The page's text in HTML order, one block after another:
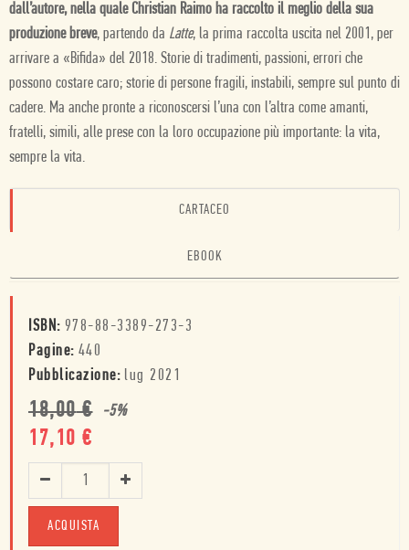
dall’autore, nella quale Christian Raimo ha raccolto il meglio della sua
produzione breve, partendo da Latte, la prima raccolta uscita nel 2001, per
arrivare a «Bifida» del 2018. Storie di tradimenti, passioni, errori che
possono costare caro; storie di persone fragili, instabili, sempre sul punto di
cadere. Ma anche pronte a riconoscersi l’una con l’altra come amanti,
fratelli, simili, alle prese con la loro occupazione più importante: la vita,
sempre la vita.
CARTACEO
EBOOK
ISBN: 978-88-3389-273-3
Pagine: 440
Pubblicazione: lug 2021
18,00€ -5%
17,10 €
ACQUISTA